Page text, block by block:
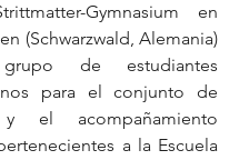
Gymnasium en
(Schwarzwald, Alemania)
de estudiantes
para el conjunto de
el acompañamiento
a la Escuela